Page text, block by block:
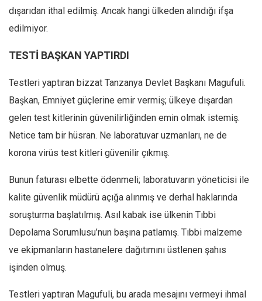
Esra Elönü
» Yazar arşivi
Bu Sayı
Kategoriler
Kültür Sanat
Kitap
Karisi kitap sualleri
Ekonomi
Spor
Manzara
Sağlık
Gıda-Beslenme
Hayat
dışarıdan ithal edilmiş. Ancak hangi ülkeden alındığı ifşa
edilmiyor.
TESTİ BAŞKAN YAPTIRDI
Testleri yaptıran bizzat Tanzanya Devlet Başkanı Magufuli.
Başkan, Emniyet güçlerine emir vermiş; ülkeye dışardan
gelen test kitlerinin güvenilirliğinden emin olmak istemiş.
Netice tam bir hüsran. Ne laboratuvar uzmanları, ne de
korona virüs test kitleri güvenilir çıkmış.
Bunun faturası elbette ödenmeli; laboratuvarın yöneticisi ile
kalite güvenlik müdürü açığa alınmış ve derhal haklarında
soruşturma başlatılmış. Asıl kabak ise ülkenin Tıbbi
Depolama Sorumlusu’nun başına patlamış. Tıbbi malzeme
ve ekipmanların hastanelere dağıtımını üstlenen şahıs
işinden olmuş.
Testleri yaptıran Magufuli, bu arada mesajını vermeyi ihmal